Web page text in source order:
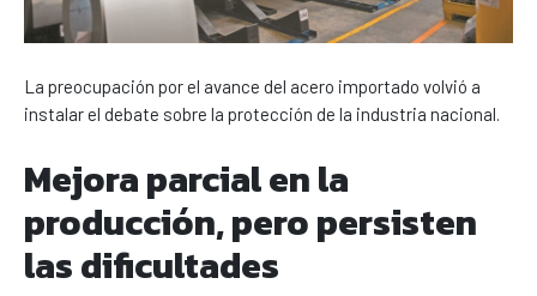
La preocupación por el avance del acero importado volvió a
instalar el debate sobre la protección de la industria nacional.
Mejora parcial en la
producción, pero persisten
las dificultades